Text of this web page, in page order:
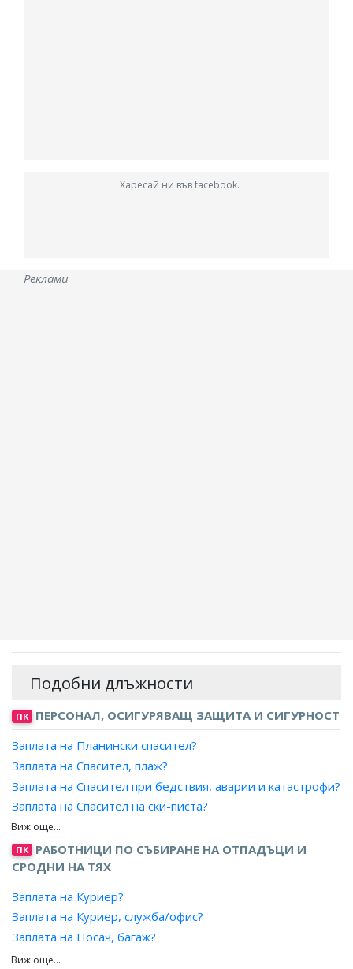
Харесай ни във facebook.
Реклами
Подобни длъжности
ПК ПЕРСОНАЛ, ОСИГУРЯВАЩ ЗАЩИТА И СИГУРНОСТ
Заплата на Планински спасител?
Заплата на Спасител, плаж?
Заплата на Спасител при бедствия, аварии и катастрофи?
Заплата на Спасител на ски-писта?
Заплата на Спасител, басейн?
Заплата на Сътрудник–оръжейник?
Заплата на Лична охрана?
ПК РАБОТНИЦИ ПО СЪБИРАНЕ НА ОТПАДЪЦИ И
СРОДНИ НА ТЯХ
Заплата на Куриер?
Заплата на Куриер, служба/офис?
Заплата на Носач, багаж?
Заплата на Общ работник, музей?